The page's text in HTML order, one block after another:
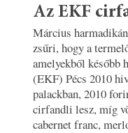
Az EKF
Március
zsűri, hogy a
amelyekből később
(EKF) Pécs 2010
palackban, 2010
cirfandli lesz, míg
cabernet franc,